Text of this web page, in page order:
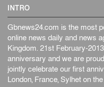
INTRO
Gbnews24.com is the most
online news daily and news
Kingdom. 21st February-
anniversary and we are
jointly celebrate our first
London, France, Sylhet on